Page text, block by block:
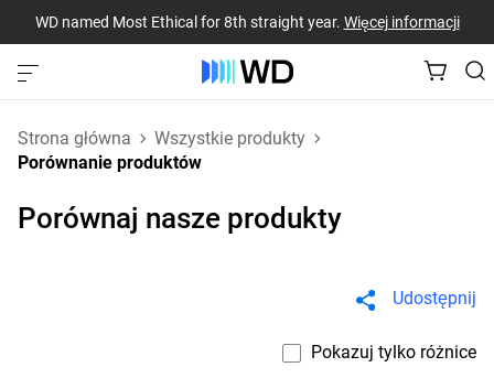
WD named Most Ethical for 8th straight year. Więcej informacji
Strona główna
Wszystkie produkty
Porównanie produktów
Porównaj nasze produkty
Udostępnij
Pokazuj tylko różnice